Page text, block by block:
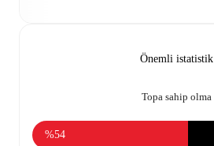
Önemli istatistik
Topa sahip olma
%54